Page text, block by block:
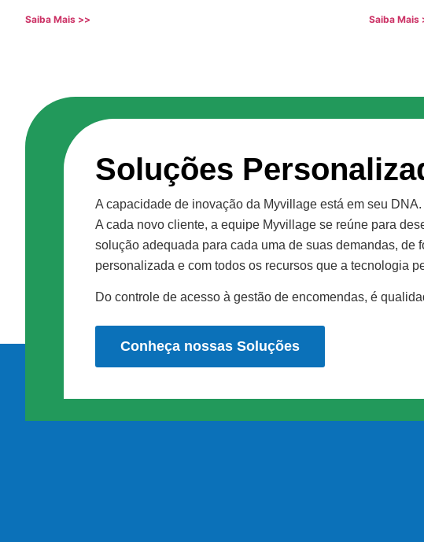
Saiba Mais >> Saiba Mais
Soluções
A capacidade de inovação da Myvillage está em seu DNA.
A cada novo cliente, a equipe Myvillage se reúne para
solução adequada para cada uma de suas demandas, de
personalizada e com todos os recursos que a tecnologia
Do controle de acesso à gestão de encomendas, é
Conheça nossas Soluções